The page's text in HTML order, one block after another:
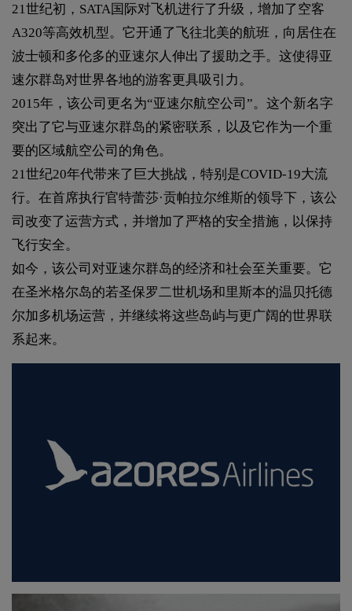
21世纪初，SATA国际对飞机进行了升级，增加了空客
A320等高效机型。它开通了飞往北美的航班，向居住在
波士顿和多伦多的亚速尔人伸出了援助之手。这使得亚
速尔群岛对世界各地的游客更具吸引力。
2015年，该公司更名为“亚速尔航空公司”。这个新名字
突出了它与亚速尔群岛的紧密联系，以及它作为一个重
要的区域航空公司的角色。
21世纪20年代带来了巨大挑战，特别是COVID-19大流
行。在首席执行官特蕾莎·贡帕拉尔维斯的领导下，该公
司改变了运营方式，并增加了严格的安全措施，以保持
飞行安全。
如今，该公司对亚速尔群岛的经济和社会至关重要。它
在圣米格尔岛的若圣保罗二世机场和里斯本的温贝托德
尔加多机场运营，并继续将这些岛屿与更广阔的世界联
系起来。